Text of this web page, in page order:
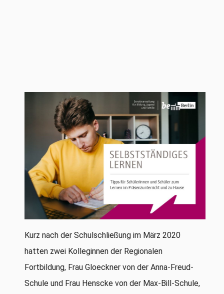
Kurz nach der Schulschließung im März 2020
hatten zwei Kolleginnen der Regionalen
Fortbildung, Frau Gloeckner von der Anna-Freud-
Schule und Frau Henscke von der Max-Bill-Schule,